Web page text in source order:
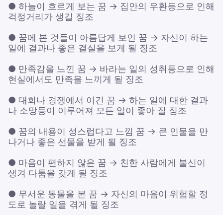
● 하늘이 흐르게 보는 꿈 → 집안의 우환등으로 인해
걱정거리가 생길 징조
● 꿈에 본 것들이 아름답게 보인 꿈 → 자신이 하는
일에 결과나 좋은 결실을 보게 될 징조
● 만족감을 느낀 꿈 → 바라는 일의 성취등으로 인해
현실에서도 만족을 느끼게 될 징조
● 대회나 경쟁에서 이긴 꿈 → 하는 일에 대한 결과
나 소망등이 이루어져 모든 일이 좋아 질 징조
● 꿈의 내용이 성스럽다고 느낌 꿈 → 큰 인물을 만
나거나 좋은 선물을 받게 될 징조
● 마음이 편하지 않은 꿈 → 친한 사람에게 불신이
생겨 다툼을 갖게 될 징조
● 무서운 동물을 본 꿈 → 자신의 마음이 위험할 정
도로 놀랄 일을 겪게 될 징조